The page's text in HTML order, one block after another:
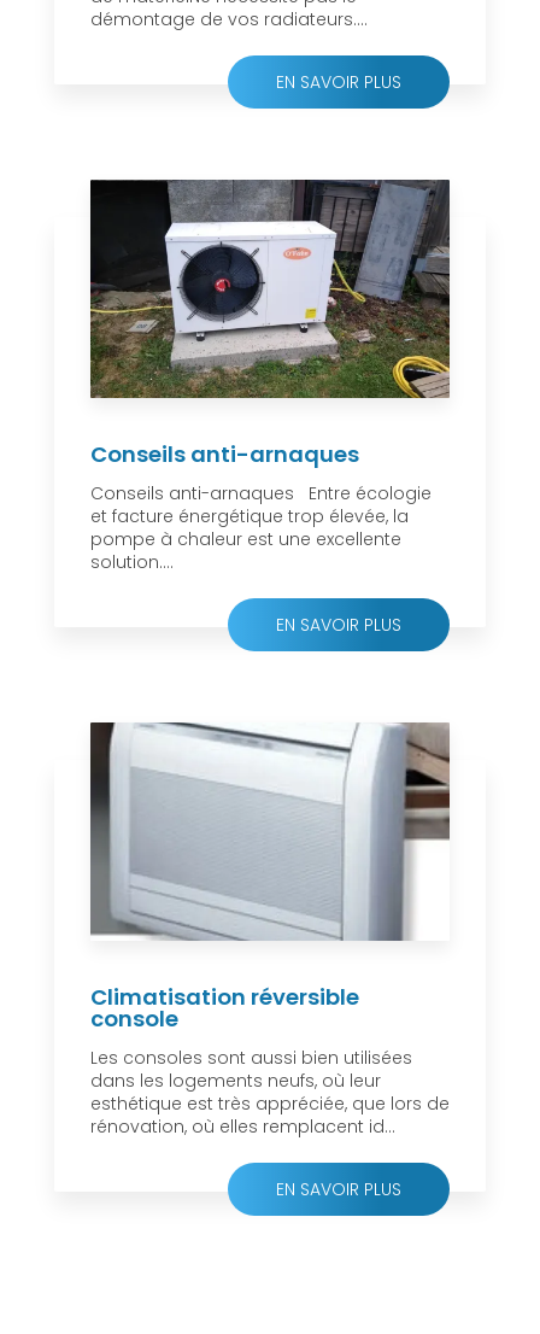
démontage de vos radiateurs....
EN SAVOIR PLUS
Conseils anti-arnaques
Conseils anti-arnaques Entre écologie
et facture énergétique trop élevée, la
pompe à chaleur est une excellente
solution....
EN SAVOIR PLUS
Climatisation réversible
console
Les consoles sont aussi bien utilisées
dans les logements neufs, où leur
esthétique est très appréciée, que lors de
rénovation, où elles remplacent id...
EN SAVOIR PLUS